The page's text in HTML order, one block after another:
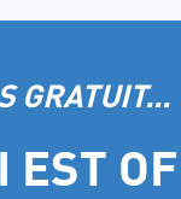
GRATUIT...
EST